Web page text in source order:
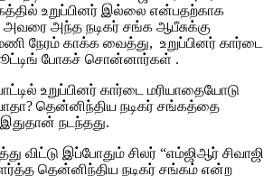
உறுப்பினர் இல்லை என்பதற்காக
அவரை அந்த நடிகர் சங்க ஆபீசுக்கு
நேரம் காக்க வைத்து, உறுப்பினர் கார்டை
போகச் சொன்னார்கள் .
உறுப்பினர் கார்டை மரியாதையோடு
தென்னிந்திய நடிகர் சங்கத்தை
நடந்தது.
விட்டு இப்போதும் சிலர் “எம்ஜிஆர் சிவாஜி
தென்னிந்திய நடிகர் சங்கம் என்ற